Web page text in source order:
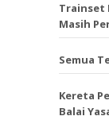
Trainset
Masih
Semua
Kereta
Balai